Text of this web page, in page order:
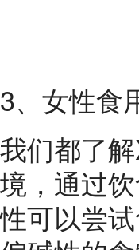
3、女性食
我们都了
境，通过
性可以尝